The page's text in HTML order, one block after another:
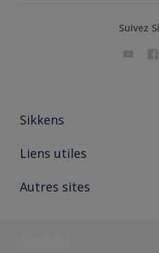
Suivez
Sikkens
A propos de Sikkens
Liens utiles
Ouvrir un magasin PASS
Autres sites